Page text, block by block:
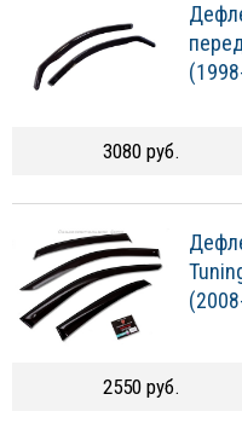
3080 руб.
2550 руб.